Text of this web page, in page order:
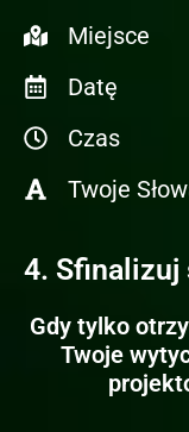
Miejsce
Datę
Czas
Twoje
4. Sfinalizuj
Gdy tylko
Twoje